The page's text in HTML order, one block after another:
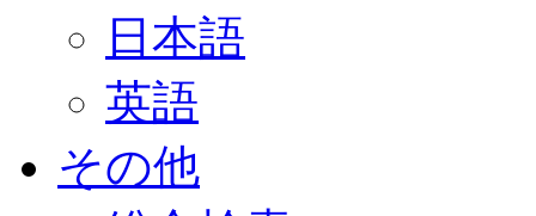
日本語
英語
その他